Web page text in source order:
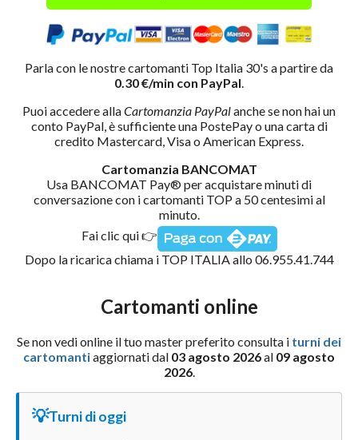
Parla con le nostre cartomanti Top Italia 30's a partire da
0.30 €/min con PayPal
Puoi accedere allaCartomanzia PayPalanche se non hai un
conto PayPal, è sufficiente una PostePay o una carta di
credito Mastercard, Visa o American Express.
Cartomanzia BANCOMAT
Usa BANCOMAT Pay® per acquistare minuti di
conversazione con i cartomanti TOP a 50 centesimi al
minuto.
Fai clic qui 👉
Dopo la ricarica chiama i TOP ITALIA allo 06.955.41.744
Cartomanti online
Se non vedi online il tuo master preferito consulta i turni dei
cartomantiaggiornati dal 03 agosto 2026al 09 agosto
2026.
💡Turni di oggi